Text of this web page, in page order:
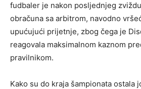
fudbaler je nakon posljednjeg
obračuna sa arbitrom, navodno
upućujući prijetnje, zbog čega je
reagovala maksimalnom kaznom
pravilnikom.
Kako su do kraja šampionata ostala